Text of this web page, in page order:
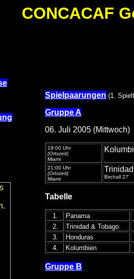
CONCACAF
Spielpaarungen (1.
Gruppe A
06. Juli 2005 (Mittwoch)
19:00 Uhr
(Ortszeit)
Miami
21:00 Uhr
(Ortszeit)
Miami
Birchall 27'
Tabelle
1.
Panama
2.
Trinidad & Tobago
3.
Honduras
4.
Kolumbien
Gruppe B